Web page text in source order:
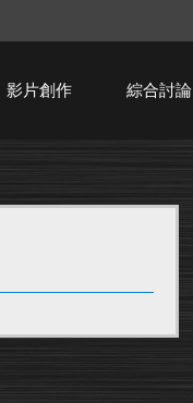
影片創作 綜合討論